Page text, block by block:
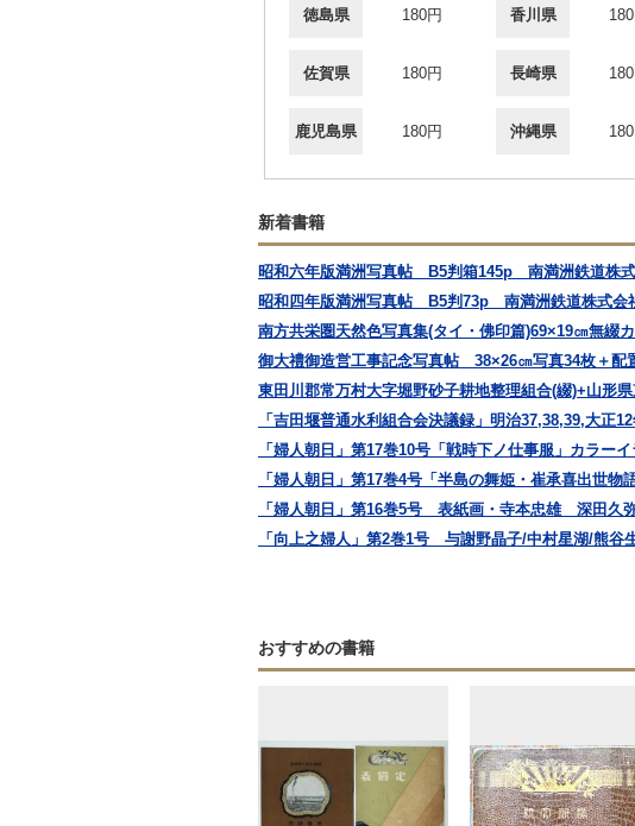
徳島県 180円 香川県
佐賀県 180円 長崎県
鹿児島県 180円 沖縄県
新着書籍
昭和六年版満洲写真帖 B5判箱145p 南満洲鉄道株
昭和四年版満洲写真帖 B5判73p 南満洲鉄道株式
南方共栄圏天然色写真集(タイ・佛印篇)69×19㎝無
御大禮御造営工事記念写真帖 38×26㎝写真34枚
東田川郡常万村大字堀野砂子耕地整理組合(綴)+山
「吉田堰普通水利組合会決議録」明治37,38,39,大
「婦人朝日」第17巻10号「戦時下ノ仕事服」カラ
「婦人朝日」第17巻4号「半島の舞姫・崔承喜出
「婦人朝日」第16巻5号 表紙画・寺本忠雄 深田
「向上之婦人」第2巻1号 与謝野晶子/中村星湖/
おすすめの書籍